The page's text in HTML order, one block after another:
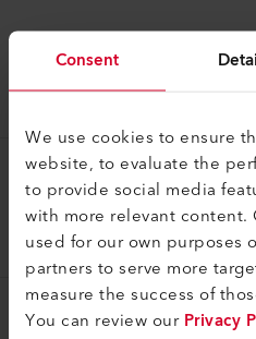
Consent
We use cookies to ensure
website, to evaluate the
to provide social media
with more relevant content.
used for our own purposes
partners to serve more
measure the success of
You can review ourPrivacy
Patin de soudure
Patin de soudage
145.915
Patin de